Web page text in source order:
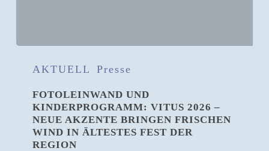
Vitus
2026
AKTUELL Presse
FOTOLEINWAND UND
KINDERPROGRAMM: VITUS 2026 –
NEUE AKZENTE BRINGEN FRISCHEN
WIND IN ÄLTESTES FEST DER
REGION